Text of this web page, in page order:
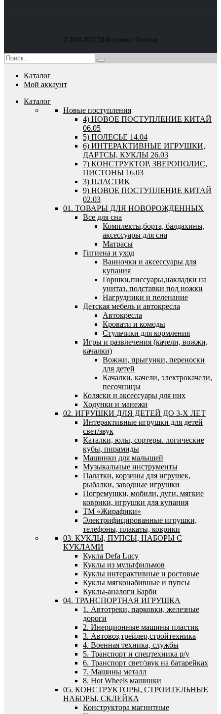
© 2010-2023 ТД Игрушки и Текстиль
Каталог
Мой аккаунт
Каталог
Новые поступления
4) НОВОЕ ПОСТУПЛЕНИЕ КИТАЙ
06.05
5) ПОЛЕСЬЕ 14.04
6) ИНТЕРАКТИВНЫЕ ИГРУШКИ,
ДАРТСЫ, КУКЛЫ 26.03
7) КОНСТРУКТОР, ЗВЕРОПОЛИС,
ПИСТОНЫ 16.03
3) ПЛАСТИК
9) НОВОЕ ПОСТУПЛЕНИЕ КИТАЙ
02.03
01. ТОВАРЫ ДЛЯ НОВОРОЖДЕННЫХ
Все для сна
Комплекты,борта, балдахины,
аксессуары для сна
Матрасы
Гигиена и уход
Ванночки и аксессуары для
купания
Горшки,писсуары,накладки на
унитаз, подставки под ножки
Нагрудники и пеленание
Детская мебель и автокресла
Автокресла
Кровати и комоды
Стульчики для кормления
Игры и развлечения (качели, вожжи,
качалки)
Вожжи, прыгунки, переноски
для детей
Качалки, качели, электрокачели,
песочницы
Коляски и аксессуары для них
Ходунки и манежи
02. ИГРУШКИ ДЛЯ ДЕТЕЙ ДО 3-Х ЛЕТ
Интерактивные игрушки для детей
свет/звук
Каталки, юлы, сортеры. логические
кубы, пирамиды
Машинки для малышей
Музыкальные инструменты
Палатки, корзины для игрушек,
рыбалки, заводные игрушки
Погремушки, мобили, дуги, мягкие
коврики, игрушки для купания
ТМ «Жирафики»
Электрифицированные игрушки,
телефоны, плакаты, коврики
03. КУКЛЫ, ПУПСЫ, НАБОРЫ С
КУКЛАМИ
Кукла Defa Lucy
Куклы из мультфильмов
Куклы интерактивные и ростовые
Куклы мягконабивные и пупсы
Куклы-аналоги Барби
04. ТРАНСПОРТНАЯ ИГРУШКА
1. Автотреки, парковки, железные
дороги
2. Инерционные машины пластик
3. Автовоз,трейлер,стройтехника
4. Военная техника, службы
5. Транспорт и спецтехника р/у
6. Транспорт свет/звук на батарейках
7. Машины металл
8. Hot Wheels машинки
05. КОНСТРУКТОРЫ, СТРОИТЕЛЬНЫЕ
НАБОРЫ, СКЛЕЙКА
Конструктора магнитные